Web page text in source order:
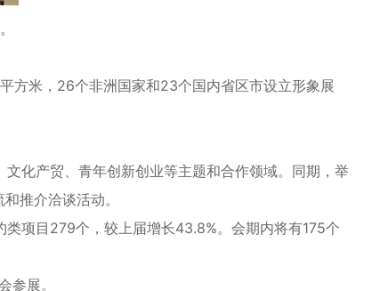
方米，26个非洲国家和23个国内省区市设立形象展
化产贸、青年创新创业等主题和合作领域。同期，举
推介洽谈活动。
项目279个，较上届增长43.8%。会期内将有175个
展。